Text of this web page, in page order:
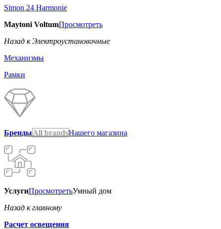
Simon 24 Harmonie
Maytoni VoltumПросмотреть
Назад к Электроустановочные
Механизмы
Рамки
БрендыAll brandsНашего магазина
УслугиПросмотретьУмный дом
Назад к главному
Расчет освещения